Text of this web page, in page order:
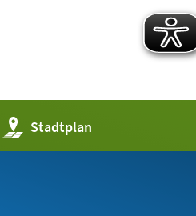
Stadtplan
(Öffnet
in
einem